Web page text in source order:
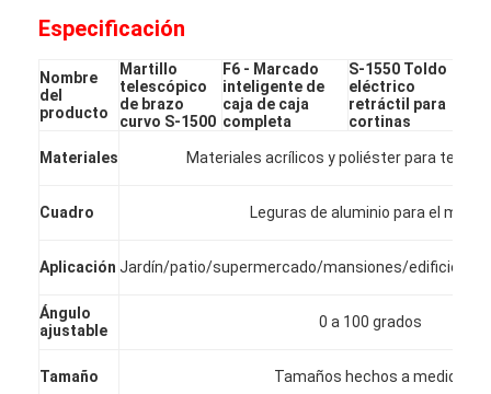
Especificación
Nombre
del
producto
Martillo
telescópico
de brazo
curvo S-1500
F6 - Marcado
inteligente de
caja de caja
completa
S-1550 Toldo
eléctrico
retráctil para
cortinas
Materiales Materiales acrílicos y poliéster para
Cuadro Leguras de aluminio para el marco
Aplicación Jardín/patio/supermercado/mansiones/edificios/
Ángulo
ajustable
0 a 100 grados
Tamaño Tamaños hechos a medida